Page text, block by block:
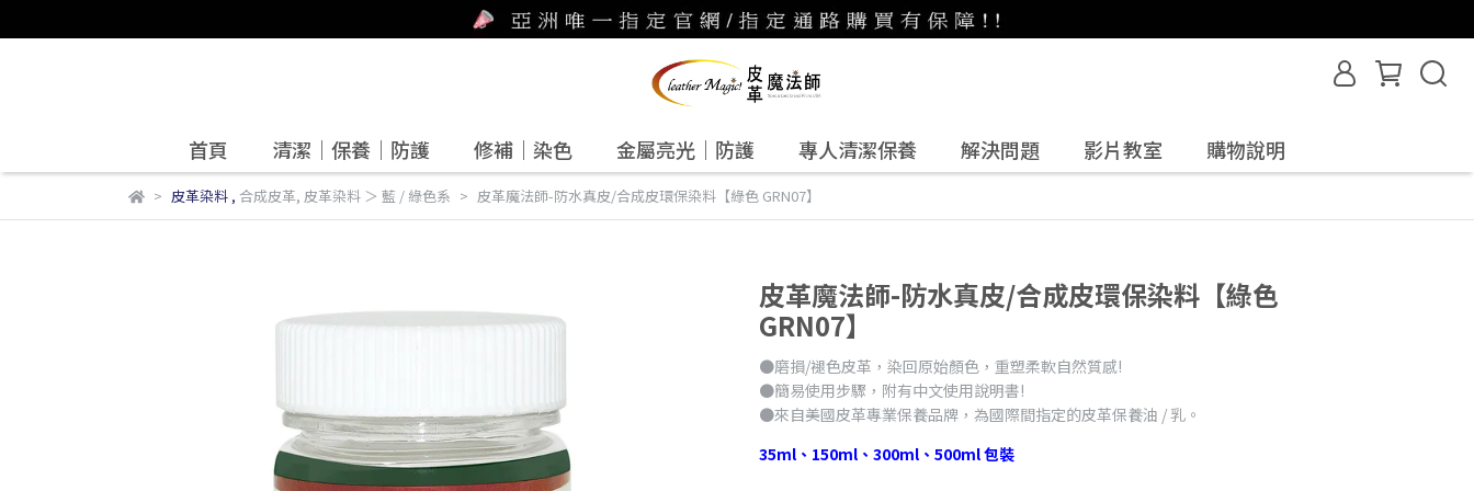
首頁 清潔｜保養｜防護 修補｜染色 金屬亮光｜防護 專人清潔保養 解決問題 影片教室 購物說明
皮革染料, 合成皮革, 皮革染料 ＞ 藍 / 綠色系 皮革魔法師-防水真皮/合成皮環保染料【綠色 GRN07】
皮革魔法師-防水真皮/合成皮環保染料【綠色
GRN07】
●磨損/褪色皮革，染回原始顏色，重塑柔軟自然質感!
●簡易使用步驟，附有中文使用說明書!
●來自美國皮革專業保養品牌，為國際間指定的皮革保養油 / 乳。
35ml、150ml、300ml、500ml 包裝